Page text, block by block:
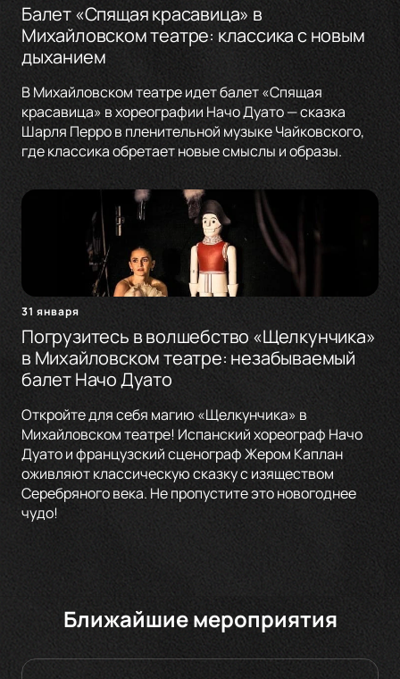
Балет «Спящая красавица» в
Михайловском театре: классика с новым
дыханием
В Михайловском театре идет балет «Спящая
красавица» в хореографии Начо Дуато — сказка
Шарля Перро в пленительной музыке Чайковского,
где классика обретает новые смыслы и образы.
31 января
Погрузитесь в волшебство «Щелкунчика»
в Михайловском театре: незабываемый
балет Начо Дуато
Откройте для себя магию «Щелкунчика» в
Михайловском театре! Испанский хореограф Начо
Дуато и французский сценограф Жером Каплан
оживляют классическую сказку с изяществом
Серебряного века. Не пропустите это новогоднее
чудо!
Ближайшие мероприятия